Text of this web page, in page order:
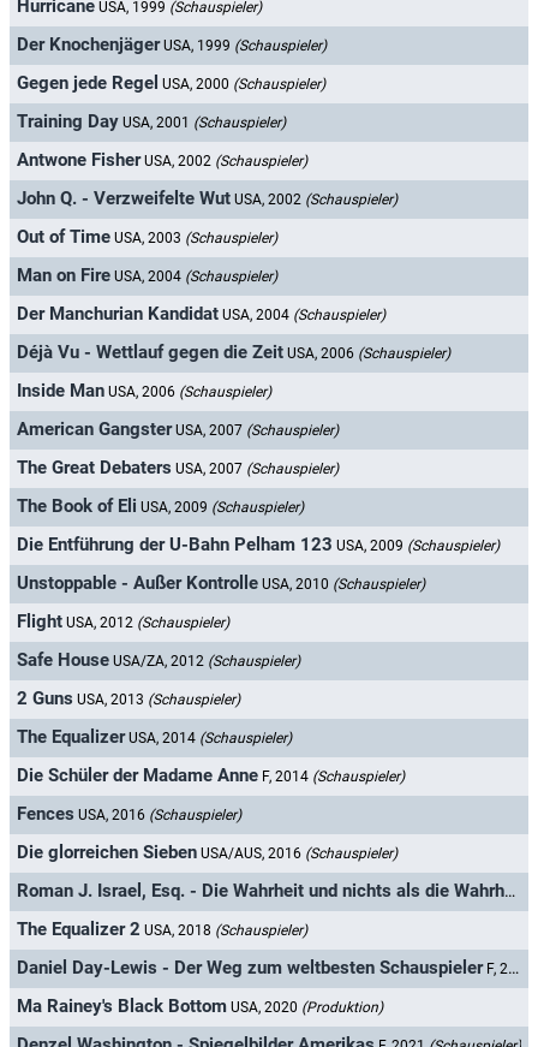
Hurricane USA, 1999 (Schauspieler)
Der Knochenjäger USA, 1999 (Schauspieler)
Gegen jede Regel USA, 2000 (Schauspieler)
Training Day USA, 2001 (Schauspieler)
Antwone Fisher USA, 2002 (Schauspieler)
John Q. - Verzweifelte Wut USA, 2002 (Schauspieler)
Out of Time USA, 2003 (Schauspieler)
Man on Fire USA, 2004 (Schauspieler)
Der Manchurian Kandidat USA, 2004 (Schauspieler)
Déjà Vu - Wettlauf gegen die Zeit USA, 2006 (Schauspieler)
Inside Man USA, 2006 (Schauspieler)
American Gangster USA, 2007 (Schauspieler)
The Great Debaters USA, 2007 (Schauspieler)
The Book of Eli USA, 2009 (Schauspieler)
Die Entführung der U-Bahn Pelham 123 USA, 2009 (Schauspieler)
Unstoppable - Außer Kontrolle USA, 2010 (Schauspieler)
Flight USA, 2012 (Schauspieler)
Safe House USA/ZA, 2012 (Schauspieler)
2 Guns USA, 2013 (Schauspieler)
The Equalizer USA, 2014 (Schauspieler)
Die Schüler der Madame Anne F, 2014 (Schauspieler)
Fences USA, 2016 (Schauspieler)
Die glorreichen Sieben USA/AUS, 2016 (Schauspieler)
Roman J. Israel, Esq. - Die Wahrheit und nichts als die Wahrheit
The Equalizer 2 USA, 2018 (Schauspieler)
Daniel Day-Lewis - Der Weg zum weltbesten Schauspieler F, 2020
Ma Rainey's Black Bottom USA, 2020 (Produktion)